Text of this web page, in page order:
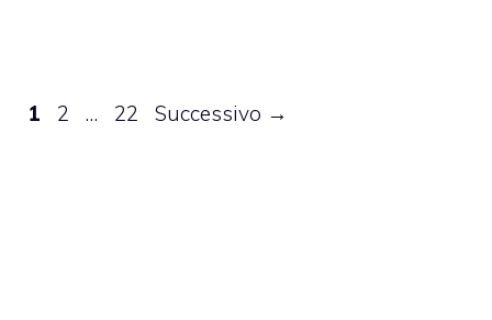
Pagina
1 Pagina
2 … Pagina
22 Successivo →